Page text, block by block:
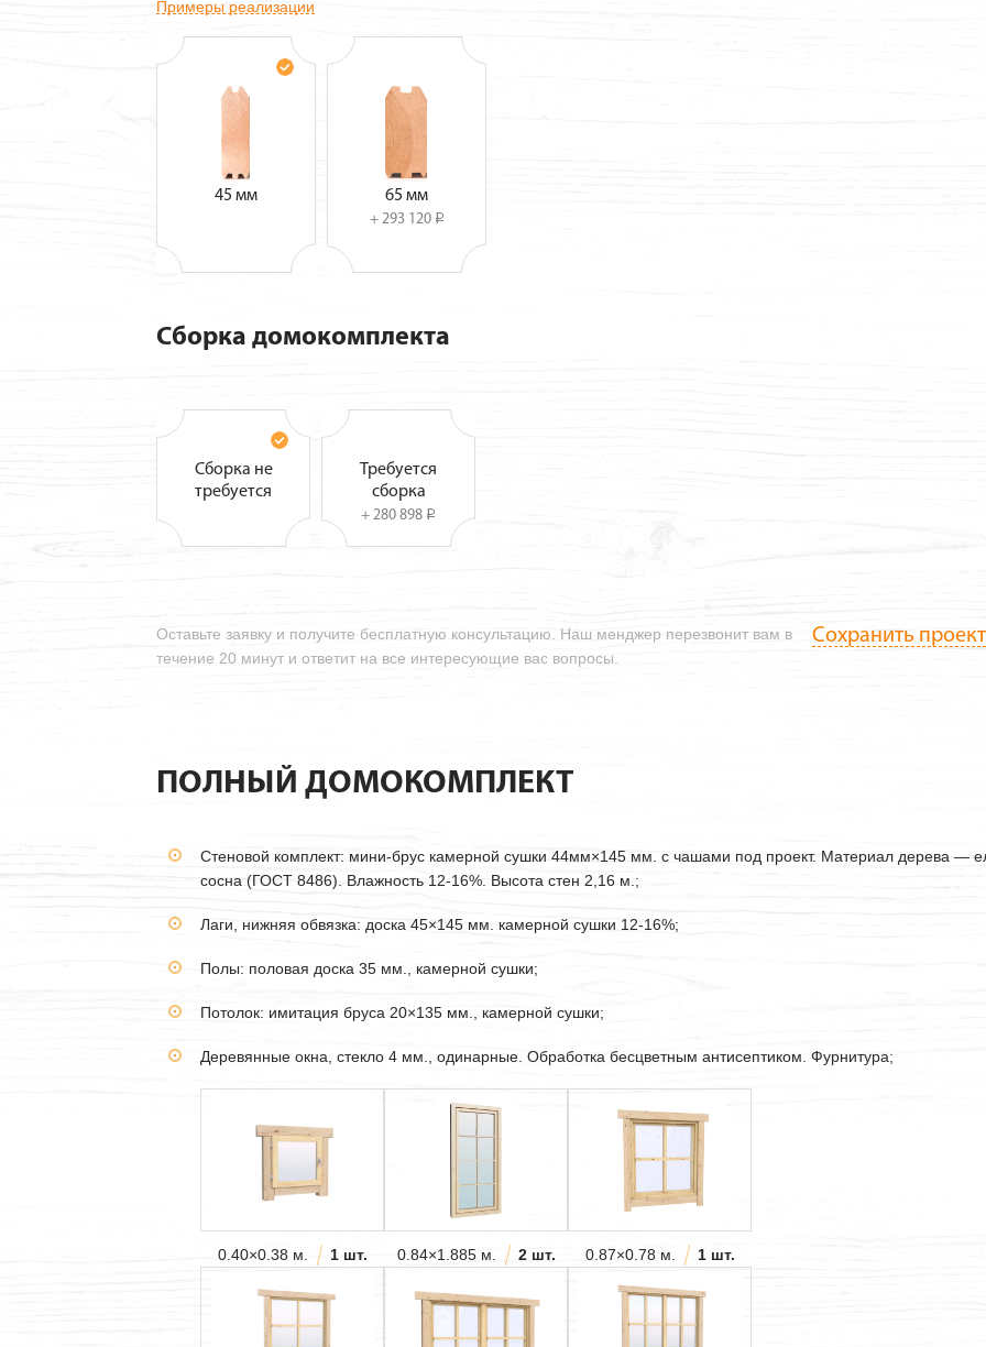
Примеры реализации
45 мм 65 мм
+ 293 120 i
Сборка домокомплекта
Сборка не
требуется
Требуется
сборка
+ 280 898 i
Оставьте заявку и получите бесплатную консультацию. Наш менджер перезвонит вам в
течение 20 минут и ответит на все интересующие вас вопросы.
Сохранить проект
ПОЛНЫЙ ДОМОКОМПЛЕКТ
Стеновой комплект: мини-брус камерной сушки 44мм×145 мм. с чашами под проект. Материал дерева —
сосна (ГОСТ 8486). Влажность 12-16%. Высота стен 2,16 м.;
Лаги, нижняя обвязка: доска 45×145 мм. камерной сушки 12-16%;
Полы: половая доска 35 мм., камерной сушки;
Потолок: имитация бруса 20×135 мм., камерной сушки;
Деревянные окна, стекло 4 мм., одинарные. Обработка бесцветным антисептиком. Фурнитура;
0.40×0.38 м. 1 шт. 0.84×1.885 м. 2 шт. 0.87×0.78 м. 1 шт.